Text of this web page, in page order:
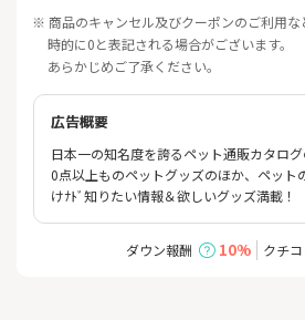
※ 商品のキャンセル及びクーポンのご利用
時的に0と表記される場合がございます。
あらかじめご了承ください。
広告概要
日本一の知名度を誇るペット通販カタロ
0点以上ものペットグッズのほか、ペット
けﾅﾄﾞ知りたい情報＆欲しいグッズ満載！
ダウン報酬 10% クチコ